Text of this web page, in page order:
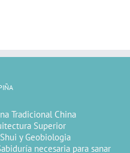
Tradicional China
Superior
y Geobiologia
necesaria para sanar